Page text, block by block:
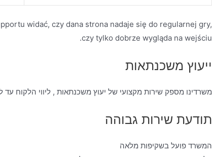
widać, czy dana strona nadaje się do regularnej gry,
czy tylko dobrze wygląda na wejściu.
ייעוץ משכנתאות
משרדינו מספק שירות מקצועי של יעוץ משכנתאות , ליווי הלקוח
תודעת שירות גבוהה
המשרד פועל בשקיפות מלאה